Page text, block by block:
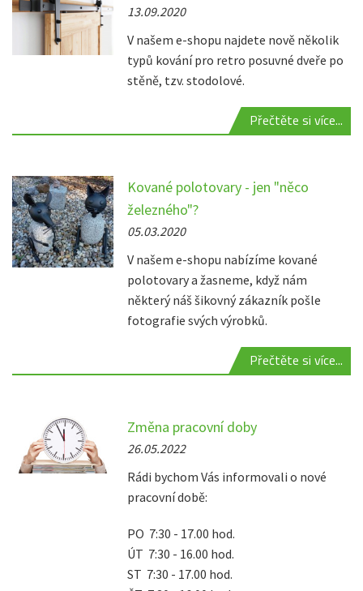
13.09.2020
V našem e-shopu najdete nově několik
typů kování pro retro posuvné dveře po
stěně, tzv. stodolové.
Přečtěte si více...
Kované polotovary - jen "něco
železného"?
05.03.2020
V našem e-shopu nabízíme kované
polotovary a žasneme, když nám
některý náš šikovný zákazník pošle
fotografie svých výrobků.
Přečtěte si více...
Změna pracovní doby
26.05.2022
Rádi bychom Vás informovali o nové
pracovní době:
PO 7:30 - 17.00 hod.
ÚT 7:30 - 16.00 hod.
ST 7:30 - 17.00 hod.